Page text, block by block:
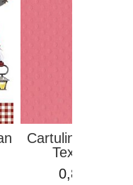
Cartulina o
0,86 €